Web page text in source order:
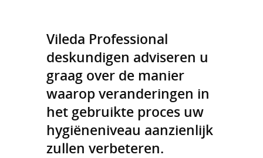
Vileda Professional
deskundigen adviseren u
graag over de manier
waarop veranderingen in
het gebruikte proces uw
hygiëneniveau aanzienlijk
zullen verbeteren.